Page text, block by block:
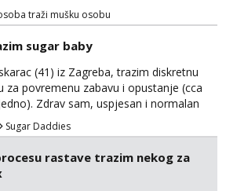
traži mušku osobu
sugar baby
(41) iz Zagreba, trazim diskretnu
za povremenu zabavu i opustanje (cca
Zdrav sam, uspjesan i normalan
koji je spreman financijski cijeniti
vrijeme i trud. Ako smatras da imas sto
javi se s par rijeci o sebi, tome sto
ocekujes i fotkama na; Telegram
WA 0955812207
Sugar Daddies
rastave trazim nekog za